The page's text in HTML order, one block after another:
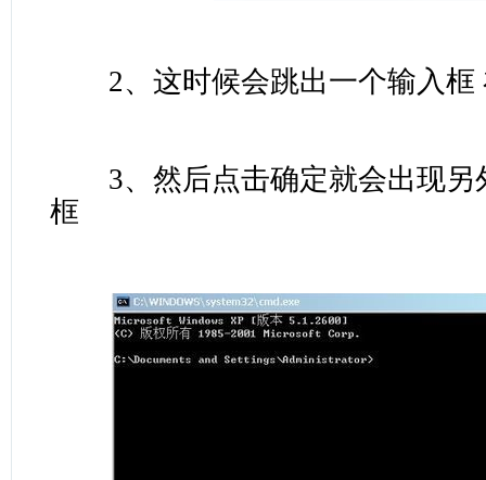
2、这时候会跳出一个输入框
3、然后点击确定就会出现另
框